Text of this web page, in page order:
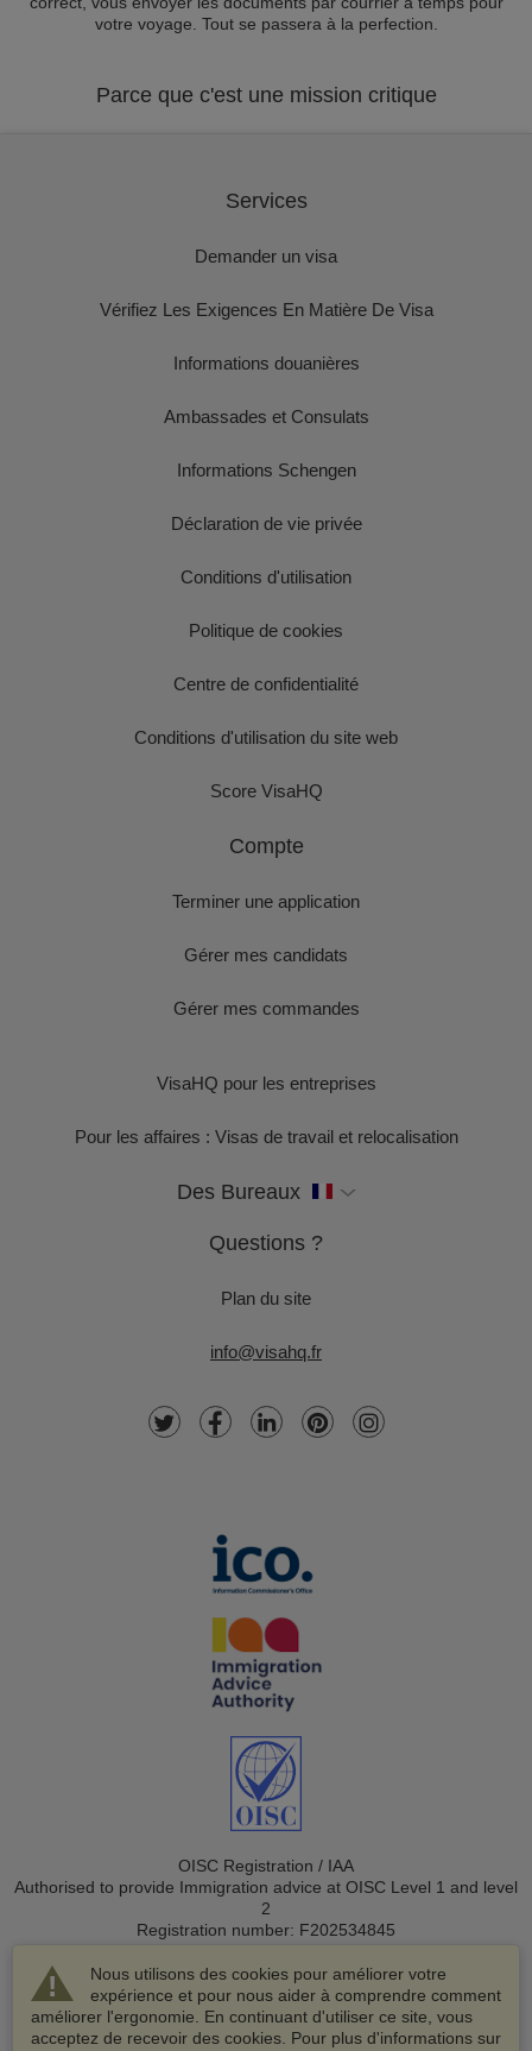
votre voyage. Tout se passera à la perfection.
Parce que c'est une mission critique
Nous utilisons des cookies pour améliorer votre
expérience et pour nous aider à comprendre comment
améliorer l'ergonomie. En continuant d'utiliser ce site, vous
acceptez de recevoir des cookies. Pour plus d'informations sur
Services
Demander un visa
Vérifiez Les Exigences En Matière De Visa
Informations douanières
Ambassades et Consulats
Informations Schengen
Déclaration de vie privée
Conditions d'utilisation
Politique de cookies
Centre de confidentialité
Conditions d'utilisation du site web
Score VisaHQ
Compte
Terminer une application
Gérer mes candidats
Gérer mes commandes
VisaHQ pour les entreprises
Pour les affaires : Visas de travail et relocalisation
Des Bureaux
Questions ?
Plan du site
info@visahq.fr
OISC Registration / IAA
Authorised to provide Immigration advice at OISC Level 1 and level
2
Registration number: F202534845